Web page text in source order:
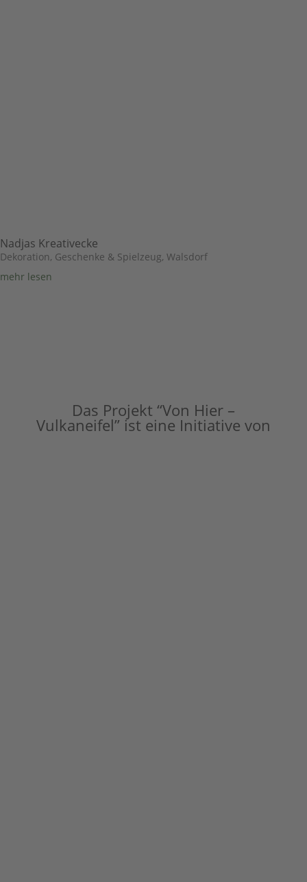
Nadjas Kreativecke
Dekoration, Geschenke & Spielzeug, Walsdorf
mehr lesen
Das Projekt “Von Hier –
Vulkaneifel” ist eine Initiative von